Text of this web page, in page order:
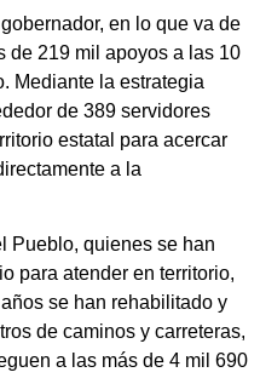
en lo que va de
de 219 mil apoyos a las 10
Mediante la estrategia
de 389 servidores
estatal para acercar
a la
Pueblo, quienes se han
para atender en territorio,
se han rehabilitado y
de caminos y carreteras,
a las más de 4 mil 690